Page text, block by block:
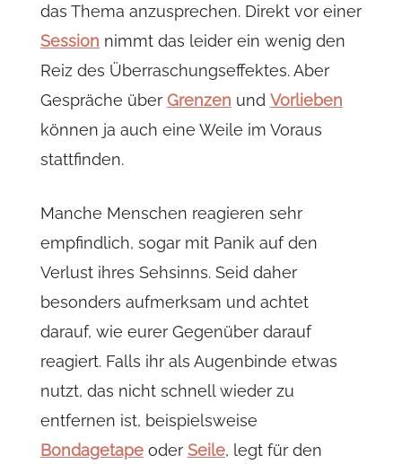
das Thema anzusprechen. Direkt vor einer
Session nimmt das leider ein wenig den
Reiz des Überraschungseffektes. Aber
Gespräche über Grenzen und Vorlieben
können ja auch eine Weile im Voraus
stattfinden.
Manche Menschen reagieren sehr
empfindlich, sogar mit Panik auf den
Verlust ihres Sehsinns. Seid daher
besonders aufmerksam und achtet
darauf, wie eurer Gegenüber darauf
reagiert. Falls ihr als Augenbinde etwas
nutzt, das nicht schnell wieder zu
entfernen ist, beispielsweise
Bondagetapeoder Seile, legt für den